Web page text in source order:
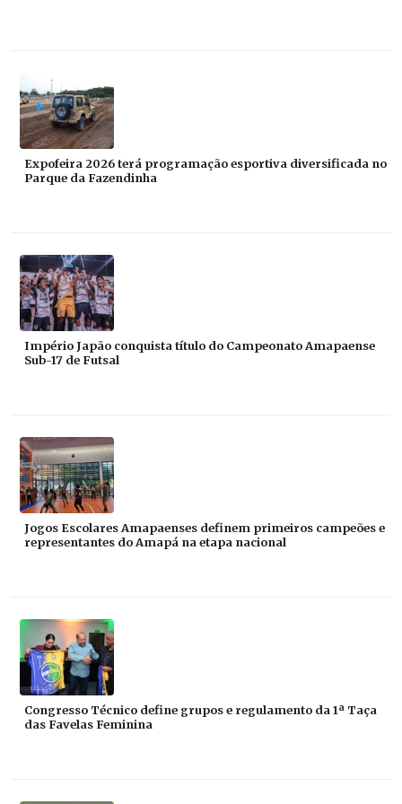
Expofeira 2026 terá programação esportiva diversificada no
Parque da Fazendinha
Império Japão conquista título do Campeonato Amapaense
Sub-17 de Futsal
Jogos Escolares Amapaenses definem primeiros campeões e
representantes do Amapá na etapa nacional
Congresso Técnico define grupos e regulamento da 1ª Taça
das Favelas Feminina